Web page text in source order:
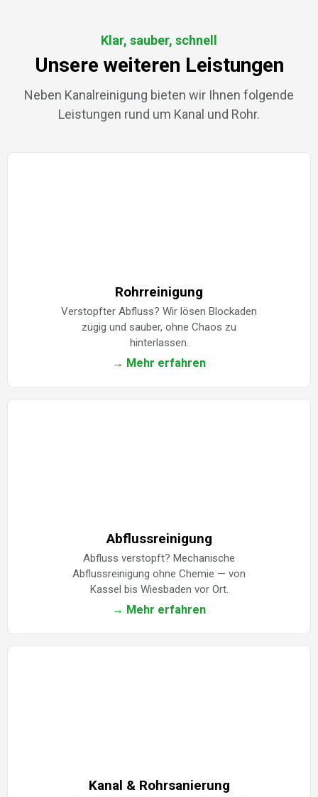
Klar, sauber, schnell
Unsere weiteren Leistungen
Neben Kanalreinigung bieten wir Ihnen folgende
Leistungen rund um Kanal und Rohr.
Rohrreinigung
Verstopfter Abfluss? Wir lösen Blockaden
zügig und sauber, ohne Chaos zu
hinterlassen.
→ Mehr erfahren
Abflussreinigung
Abfluss verstopft? Mechanische
Abflussreinigung ohne Chemie — von
Kassel bis Wiesbaden vor Ort.
→ Mehr erfahren
Kanal & Rohrsanierung